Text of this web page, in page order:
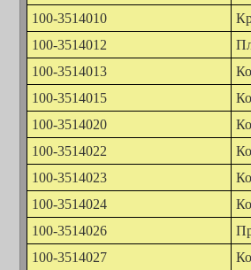
100-3514010
100-3514012
100-3514013
100-3514015
100-3514020
100-3514022
100-3514023
100-3514024
100-3514026
100-3514027